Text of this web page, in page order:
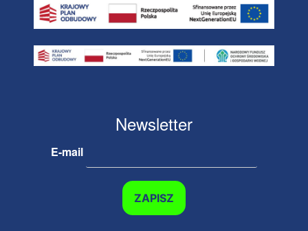
Newsletter
E-mail